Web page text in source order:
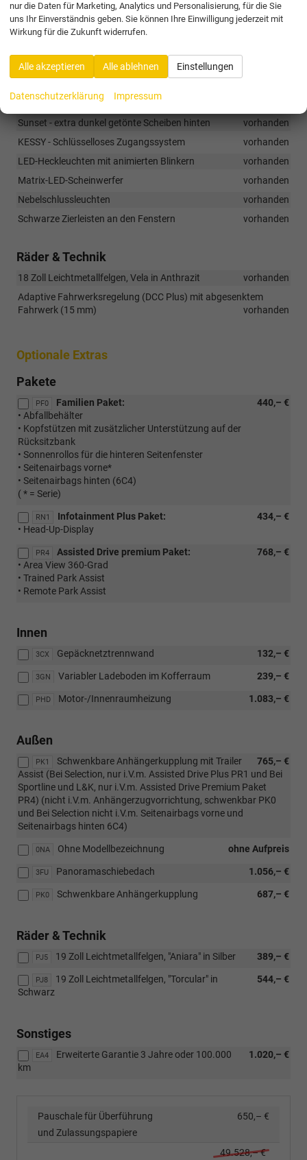
Dynamische Scheinwerferregelung
vorhanden
Elektrisch anklappbare Außenspiegel mit Boardingspots, Logo,
Memory und automatischer Abblendung auf der Fahrerseite
sowie mit Begrüßungslicht (Außenspiegel)
Elektrische Heckklappe mit virtueller Pedalsteuerung
Heckscheibenwischer/-waschanlage
Sunset - extra dunkel getönte Scheiben hinten
vorhanden
KESSY - Schlüsselloses Zugangssystem
vorhanden
LED-Heckleuchten mit animierten Blinkern
vorhanden
Matrix-LED-Scheinwerfer
vorhanden
Nebelschlussleuchten
vorhanden
Schwarze Zierleisten an den Fenstern
vorhanden
Räder & Technik
18 Zoll Leichtmetallfelgen, Vela in Anthrazit
vorhanden
Adaptive Fahrwerksregelung (DCC Plus) mit abgesenktem
Fahrwerk (15 mm)
vorhanden
Optionale Extras
Pakete
PF0 440,– €
Familien Paket:
• Abfallbehälter
• Kopfstützen mit zusätzlicher Unterstützung auf der
Rücksitzbank
• Sonnenrollos für die hinteren Seitenfenster
• Seitenairbags vorne*
• Seitenairbags hinten (6C4)
( * = Serie)
RN1 434,– €
Infotainment Plus Paket:
• Head-Up-Display
PR4 768,– €
Assisted Drive premium Paket:
• Area View 360-Grad
• Trained Park Assist
• Remote Park Assist
Innen
3CX 132,– €
Gepäcknetztrennwand
3GN 239,– €
Variabler Ladeboden im Kofferraum
PHD 1.083,– €
Motor-/Innenraumheizung
Außen
PK1 765,– €
Schwenkbare Anhängerkupplung mit Trailer
Assist (Bei Selection, nur i.V.m. Assisted Drive Plus PR1 und Bei
Sportline und L&K, nur i.V.m. Assisted Drive Premium Paket
PR4) (nicht i.V.m. Anhängerzugvorrichtung, schwenkbar PK0
und Bei Selection nicht i.V.m. Seitenairbags vorne und
Seitenairbags hinten 6C4)
0NA ohne Aufpreis
Ohne Modellbezeichnung
3FU 1.056,– €
Panoramaschiebedach
PK0 687,– €
Schwenkbare Anhängerkupplung
Räder & Technik
PJ5 389,– €
19 Zoll Leichtmetallfelgen, "Aniara" in Silber
PJ8 544,– €
19 Zoll Leichtmetallfelgen, "Torcular" in
Schwarz
Sonstiges
EA4 1.020,– €
Erweiterte Garantie 3 Jahre oder 100.000
km
Pauschale für Überführung
und Zulassungspapiere
650,– €
49.528,– €
nur die Daten für Marketing, Analytics und Personalisierung, für die Sie
uns Ihr Einverständnis geben. Sie können Ihre Einwilligung jederzeit mit
Wirkung für die Zukunft widerrufen.
Alle akzeptieren Alle ablehnen Einstellungen
Datenschutzerklärung Impressum